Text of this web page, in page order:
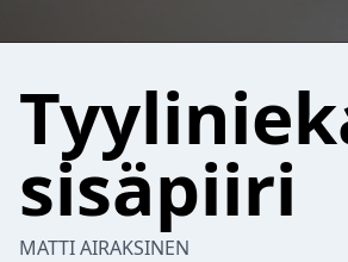
sisäpiiri
MATTI AIRAKSINEN